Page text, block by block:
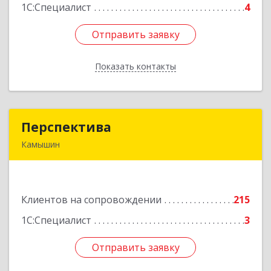
1С:Специалист 4
Отправить заявку
Показать контакты
Отправить заявку
Назад
Перспектива
Камышин
Клиентов на сопровождении
215
1С:Специалист
3
Отправить заявку
Отправить заявку